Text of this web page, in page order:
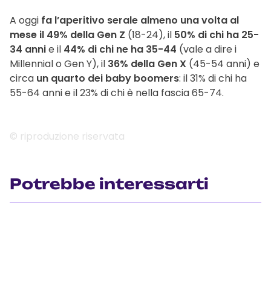
A oggi fa l’aperitivo serale almeno una volta al
mese il 49% della Gen Z (18-24), il 50% di chi ha 25-
34 annie il 44% di chi ne ha 35-44 (vale a dire i
Millennial o Gen Y), il 36% della Gen X (45-54 anni) e
circa un quarto dei baby boomers: il 31% di chi ha
55-64 anni e il 23% di chi è nella fascia 65-74.
© riproduzione riservata
Potrebbe interessarti